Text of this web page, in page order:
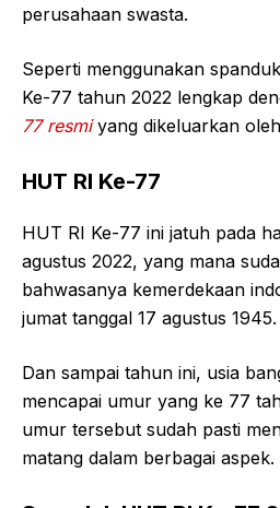
perusahaan swasta.
Seperti menggunakan
Ke-77 tahun 2022 lengkap
77 resmiyang dikeluarkan
HUT RI Ke-77
HUT RI Ke-77 ini jatuh pada
agustus 2022, yang mana
bahwasanya kemerdekaan
jumat tanggal 17 agustus 1945.
Dan sampai tahun ini, usia
mencapai umur yang ke 77
umur tersebut sudah pasti
matang dalam berbagai aspek.